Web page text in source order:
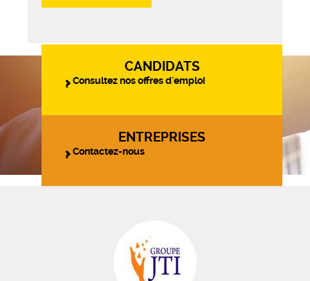
CANDIDATS
Consultez nos offres d'emploi
ENTREPRISES
Contactez-nous